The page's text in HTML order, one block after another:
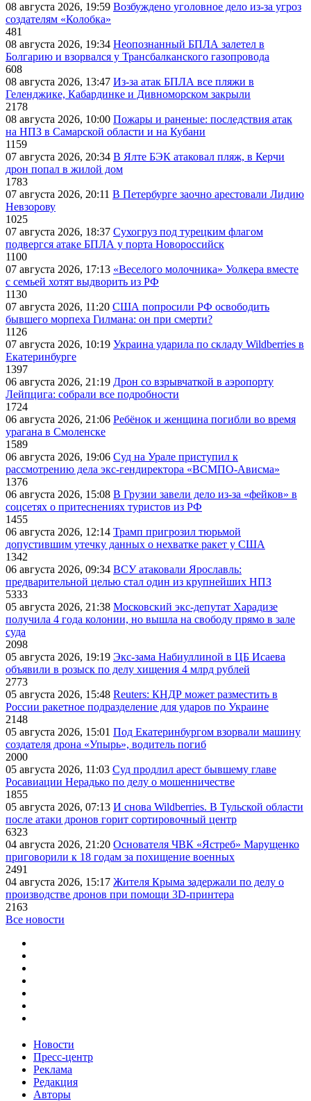
08 августа 2026, 19:59 Возбуждено уголовное дело из-за угроз
создателям «Колобка»
481
08 августа 2026, 19:34 Неопознанный БПЛА залетел в
Болгарию и взорвался у Трансбалканского газопровода
608
08 августа 2026, 13:47 Из-за атак БПЛА все пляжи в
Геленджике, Кабардинке и Дивноморском закрыли
2178
08 августа 2026, 10:00 Пожары и раненые: последствия атак
на НПЗ в Самарской области и на Кубани
1159
07 августа 2026, 20:34 В Ялте БЭК атаковал пляж, в Керчи
дрон попал в жилой дом
1783
07 августа 2026, 20:11 В Петербурге заочно арестовали Лидию
Невзорову
1025
07 августа 2026, 18:37 Сухогруз под турецким флагом
подвергся атаке БПЛА у порта Новороссийск
1100
07 августа 2026, 17:13 «Веселого молочника» Уолкера вместе
с семьей хотят выдворить из РФ
1130
07 августа 2026, 11:20 США попросили РФ освободить
бывшего морпеха Гилмана: он при смерти?
1126
07 августа 2026, 10:19 Украина ударила по складу Wildberries в
Екатеринбурге
1397
06 августа 2026, 21:19 Дрон со взрывчаткой в аэропорту
Лейпцига: собрали все подробности
1724
06 августа 2026, 21:06 Ребёнок и женщина погибли во время
урагана в Смоленске
1589
06 августа 2026, 19:06 Суд на Урале приступил к
рассмотрению дела экс-гендиректора «ВСМПО-Ависма»
1376
06 августа 2026, 15:08 В Грузии завели дело из-за «фейков» в
соцсетях о притеснениях туристов из РФ
1455
06 августа 2026, 12:14 Трамп пригрозил тюрьмой
допустившим утечку данных о нехватке ракет у США
1342
06 августа 2026, 09:34 ВСУ атаковали Ярославль:
предварительной целью стал один из крупнейших НПЗ
5333
05 августа 2026, 21:38 Московский экс-депутат Харадизе
получила 4 года колонии, но вышла на свободу прямо в зале
суда
2098
05 августа 2026, 19:19 Экс-зама Набиуллиной в ЦБ Исаева
объявили в розыск по делу хищения 4 млрд рублей
2773
05 августа 2026, 15:48 Reuters: КНДР может разместить в
России ракетное подразделение для ударов по Украине
2148
05 августа 2026, 15:01 Под Екатеринбургом взорвали машину
создателя дрона «Упырь», водитель погиб
2000
05 августа 2026, 11:03 Суд продлил арест бывшему главе
Росавиации Нерадько по делу о мошенничестве
1855
05 августа 2026, 07:13 И снова Wildberries. В Тульской области
после атаки дронов горит сортировочный центр
6323
04 августа 2026, 21:20 Основателя ЧВК «Ястреб» Марущенко
приговорили к 18 годам за похищение военных
2491
04 августа 2026, 15:17 Жителя Крыма задержали по делу о
производстве дронов при помощи 3D‑принтера
2163
Все новости
Новости
Пресс-центр
Реклама
Редакция
Авторы